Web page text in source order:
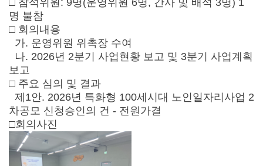
□ 참석위원: 9명(운영위원 6명, 간사 및 배석 3명) 1
명 불참
□ 회의내용
가. 운영위원 위촉장 수여
나. 2026년 2분기 사업현황 보고 및 3분기 사업계획
보고
□ 주요 심의 및 결과
제1안. 2026년 특화형 100세시대 노인일자리사업 2
차공모 신청승인의 건 - 전원가결
□회의사진